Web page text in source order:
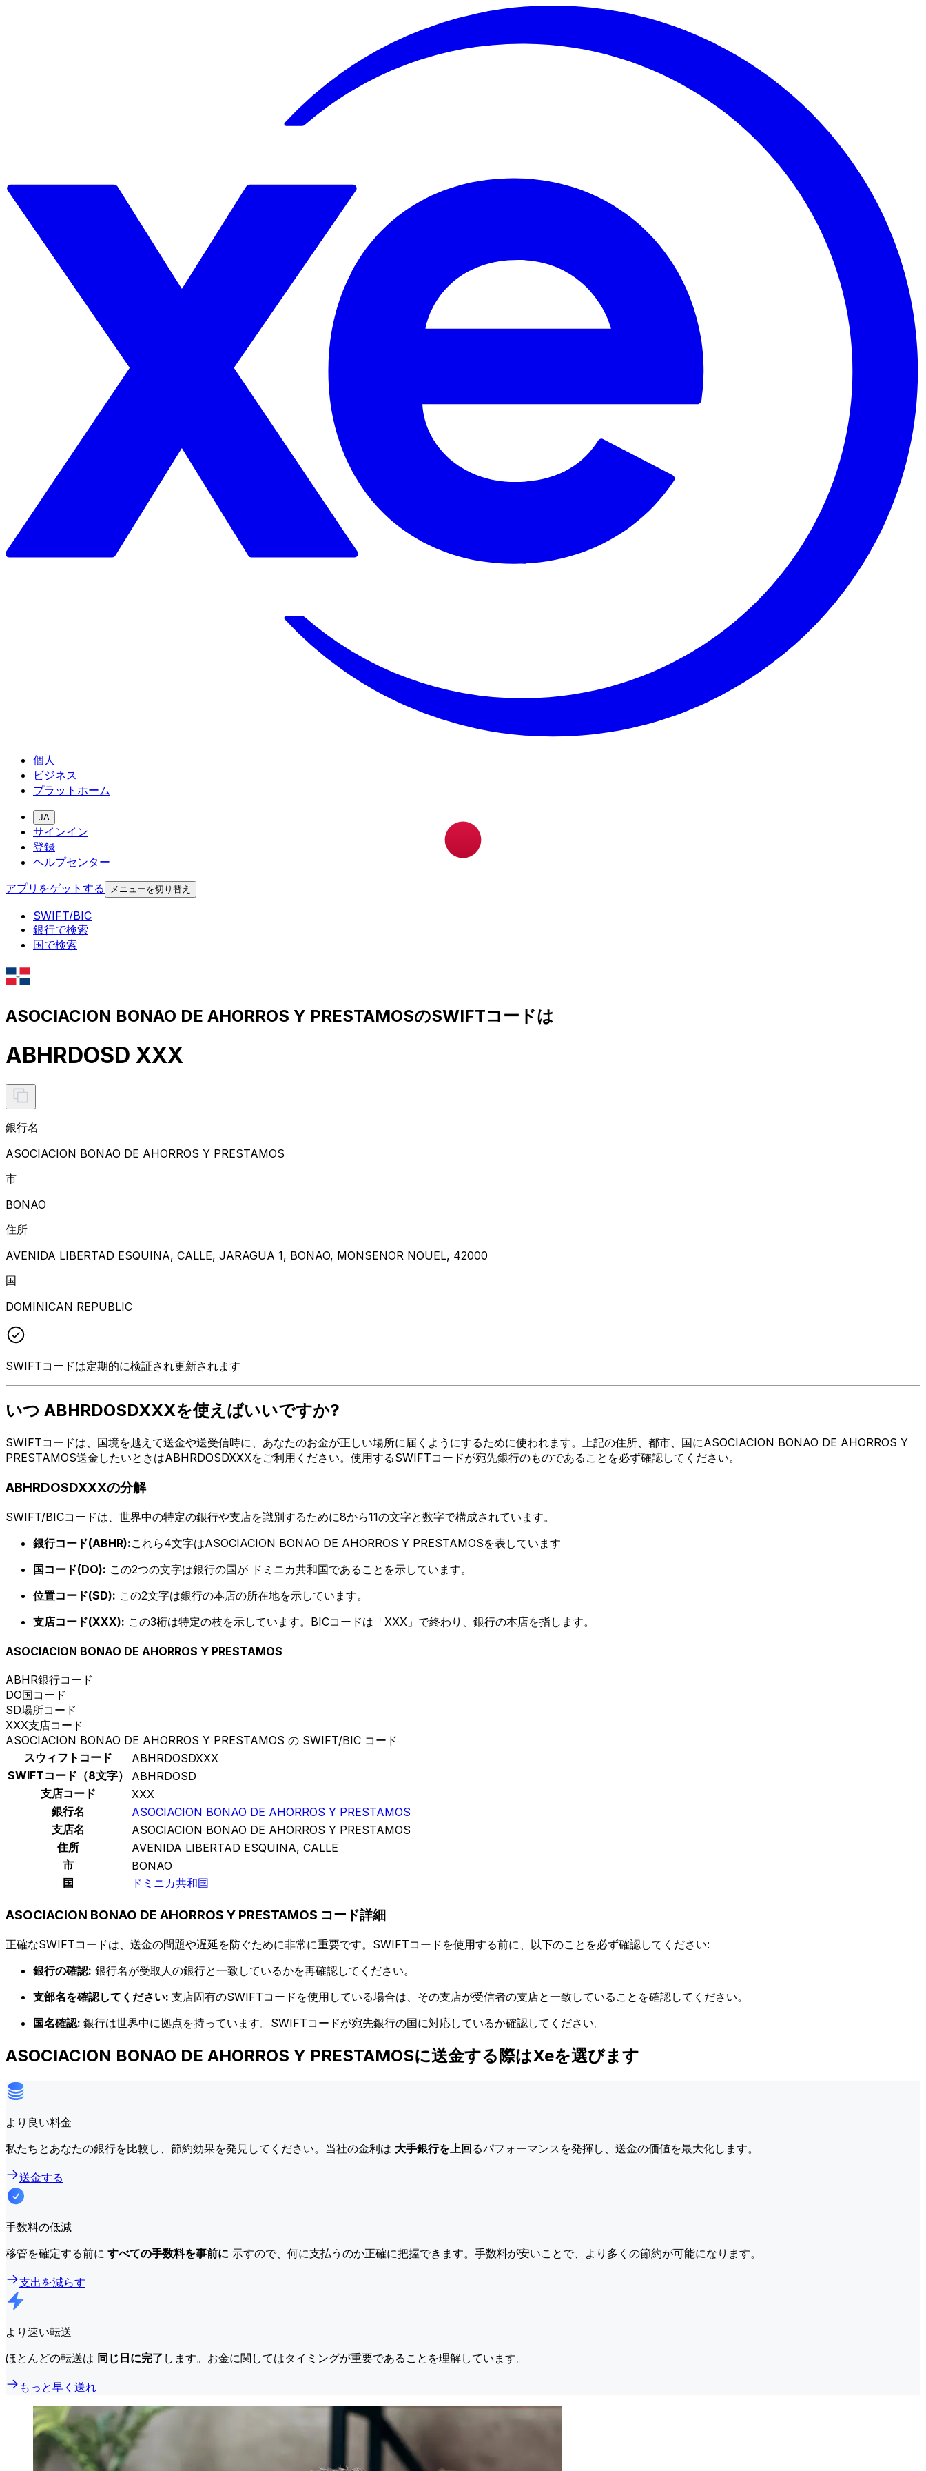
個人
ビジネス
プラットホーム
JA
サインイン
登録
ヘルプセンター
アプリをゲットする
メニューを切り替え
SWIFT/BIC
銀行で検索
国で検索
ASOCIACION BONAO DE AHORROS Y PRESTAMOSのSWIFTコードは
ABHRDOSD XXX
銀行名
ASOCIACION BONAO DE AHORROS Y PRESTAMOS
市
BONAO
住所
AVENIDA LIBERTAD ESQUINA, CALLE, JARAGUA 1, BONAO, MONSENOR NOUEL, 42000
国
DOMINICAN REPUBLIC
SWIFTコードは定期的に検証され更新されます
いつ ABHRDOSDXXXを使えばいいですか?
SWIFTコードは、国境を越えて送金や送受信時に、あなたのお金が正しい場所に届くようにするために使われます。上記の住所、都市、国にASOCIACION BONAO DE AHORROS Y
PRESTAMOS送金したいときはABHRDOSDXXXをご利用ください。使用するSWIFTコードが宛先銀行のものであることを必ず確認してください。
ABHRDOSDXXXの分解
SWIFT/BICコードは、世界中の特定の銀行や支店を識別するために8から11の文字と数字で構成されています。
銀行コード(ABHR):これら4文字はASOCIACION BONAO DE AHORROS Y PRESTAMOSを表しています
国コード(DO): この2つの文字は銀行の国が ドミニカ共和国であることを示しています。
位置コード(SD): この2文字は銀行の本店の所在地を示しています。
支店コード(XXX): この3桁は特定の枝を示しています。BICコードは「XXX」で終わり、銀行の本店を指します。
ASOCIACION BONAO DE AHORROS Y PRESTAMOS
ABHR銀行コード
DO国コード
SD場所コード
XXX支店コード
ASOCIACION BONAO DE AHORROS Y PRESTAMOS の SWIFT/BIC コード
スウィフトコード
ABHRDOSDXXX
SWIFTコード（8文字）
ABHRDOSD
支店コード
XXX
銀行名
ASOCIACION BONAO DE AHORROS Y PRESTAMOS
支店名
ASOCIACION BONAO DE AHORROS Y PRESTAMOS
住所
AVENIDA LIBERTAD ESQUINA, CALLE
市
BONAO
国
ドミニカ共和国
ASOCIACION BONAO DE AHORROS Y PRESTAMOS コード詳細
正確なSWIFTコードは、送金の問題や遅延を防ぐために非常に重要です。SWIFTコードを使用する前に、以下のことを必ず確認してください:
銀行の確認: 銀行名が受取人の銀行と一致しているかを再確認してください。
支部名を確認してください: 支店固有のSWIFTコードを使用している場合は、その支店が受信者の支店と一致していることを確認してください。
国名確認: 銀行は世界中に拠点を持っています。SWIFTコードが宛先銀行の国に対応しているか確認してください。
ASOCIACION BONAO DE AHORROS Y PRESTAMOSに送金する際はXeを選びます
より良い料金
私たちとあなたの銀行を比較し、節約効果を発見してください。当社の金利は 大手銀行を上回るパフォーマンスを発揮し、送金の価値を最大化します。
送金する
手数料の低減
移管を確定する前に すべての手数料を事前に 示すので、何に支払うのか正確に把握できます。手数料が安いことで、より多くの節約が可能になります。
支出を減らす
より速い転送
ほとんどの転送は 同じ日に完了 します。お金に関してはタイミングが重要であることを理解しています。
もっと早く送れ